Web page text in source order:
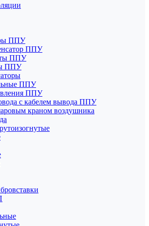
ППУ
ППУ
ППУ
ППУ
ППУ
ППУ
с кабелем вывода ППУ
краном воздушника